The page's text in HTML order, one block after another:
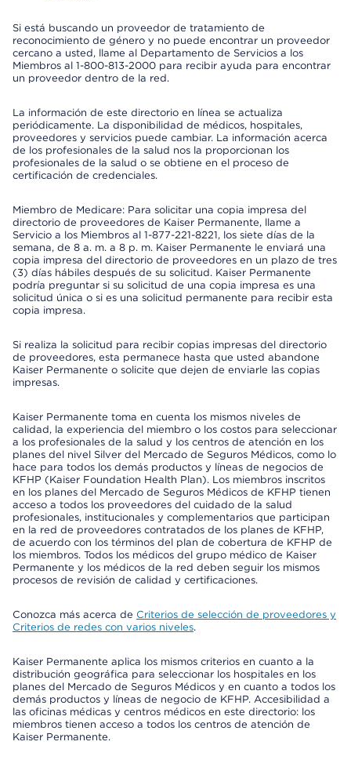
Si está buscando un proveedor de tratamiento de
reconocimiento de género y no puede encontrar un proveedor
cercano a usted, llame al Departamento de Servicios a los
Miembros al 1-800-813-2000 para recibir ayuda para encontrar
un proveedor dentro de la red.
La información de este directorio en línea se actualiza
periódicamente. La disponibilidad de médicos, hospitales,
proveedores y servicios puede cambiar. La información acerca
de los profesionales de la salud nos la proporcionan los
profesionales de la salud o se obtiene en el proceso de
certificación de credenciales.
Miembro de Medicare: Para solicitar una copia impresa del
directorio de proveedores de Kaiser Permanente, llame a
Servicio a los Miembros al 1-877-221-8221, los siete días de la
semana, de 8 a. m. a 8 p. m. Kaiser Permanente le enviará una
copia impresa del directorio de proveedores en un plazo de tres
(3) días hábiles después de su solicitud. Kaiser Permanente
podría preguntar si su solicitud de una copia impresa es una
solicitud única o si es una solicitud permanente para recibir esta
copia impresa.
Si realiza la solicitud para recibir copias impresas del directorio
de proveedores, esta permanece hasta que usted abandone
Kaiser Permanente o solicite que dejen de enviarle las copias
impresas.
Kaiser Permanente toma en cuenta los mismos niveles de
calidad, la experiencia del miembro o los costos para seleccionar
a los profesionales de la salud y los centros de atención en los
planes del nivel Silver del Mercado de Seguros Médicos, como lo
hace para todos los demás productos y líneas de negocios de
KFHP (Kaiser Foundation Health Plan). Los miembros inscritos
en los planes del Mercado de Seguros Médicos de KFHP tienen
acceso a todos los proveedores del cuidado de la salud
profesionales, institucionales y complementarios que participan
en la red de proveedores contratados de los planes de KFHP,
de acuerdo con los términos del plan de cobertura de KFHP de
los miembros. Todos los médicos del grupo médico de Kaiser
Permanente y los médicos de la red deben seguir los mismos
procesos de revisión de calidad y certificaciones.
Conozca más acerca de Criterios de selección de proveedores y
Criterios de redes con varios niveles.
Kaiser Permanente aplica los mismos criterios en cuanto a la
distribución geográfica para seleccionar los hospitales en los
planes del Mercado de Seguros Médicos y en cuanto a todos los
demás productos y líneas de negocio de KFHP. Accesibilidad a
las oficinas médicas y centros médicos en este directorio: los
miembros tienen acceso a todos los centros de atención de
Kaiser Permanente.